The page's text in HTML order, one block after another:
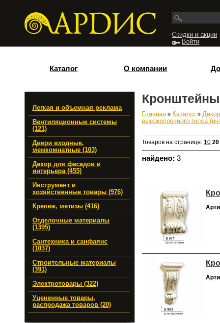
Скидки и акции
Войти
Каталог О компании
Легкая и объемная реклама
Вентиляционные системы
(121)
Двери входные,
межкомнатные (103)
Декор для фасадов и
интерьера (455)
Инструмент и
хозяйственные товары (976)
Крепеж, метизы (416)
Отделочные материалы
(1395)
Сантехника и санфаянс
(1037)
Строительные материалы
(391)
Электротовары (322)
Уцененные товары,
распродажа товаров (20)
Кронштейны
Вы здесь
Главная » Каталог »
высокопрочного гипса
Товаров на странице: 10 20
найдено: 3